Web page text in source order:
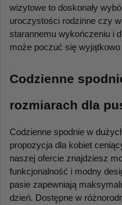
wizytowe to doskonały
uroczystości rodzinne czy
starannemu wykończeniu i
może poczuć się wyjątkowo
Codzienne
rozmiarach dla
Codzienne spodnie w
propozycja dla kobiet
naszej ofercie znajdziesz
funkcjonalność i modny
pasie zapewniają
dzień. Dostępne w